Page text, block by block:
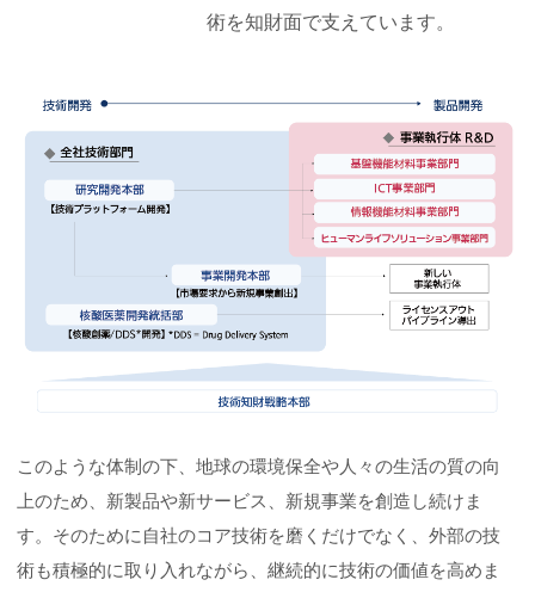
術を知財面で支えています。
このような体制の下、地球の環境保全や人々の生活の質の向
上のため、新製品や新サービス、新規事業を創造し続けま
す。そのために自社のコア技術を磨くだけでなく、外部の技
術も積極的に取り入れながら、継続的に技術の価値を高めま